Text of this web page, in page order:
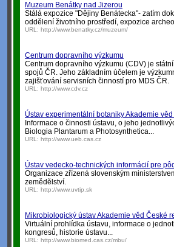
Muzeum Benátky nad Jizerou
Stálá expozice "Dějiny Benátecka"- zatím
oddělení životního prostředí, expozice
URL: http://www.benatky.cz/muzeum/
Centrum dopravního výzkumu
Centrum dopravního výzkumu (CDV) je
spojů ČR. Jeho základním účelem je
zajišťování servisních činností pro MDS ČR.
URL: http://www.cdv.cz
Ústav experimentální botaniky Akademie
Informace o činnosti ústavu, o jeho
Biologia Plantarum a Photosynthetica...
URL: http://www.ueb.cas.cz
Ústav vedecko-technických informácií pre
Organizace zřízená slovenským
zemědělství.
URL: http://www.uvtip.sk
Mikrobiologický ústav Akademie věd České
Virtuální prohlídka ústavu, informace o
kongresů, historie ústavu...
URL: http://www.biomed.cas.cz/mbu/